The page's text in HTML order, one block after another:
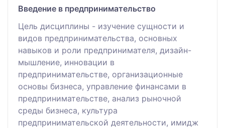
Введение в предпринимательство
Цель дисциплины - изучение сущности и
видов предпринимательства, основных
навыков и роли предпринимателя, дизайн-
мышление, инновации в
предпринимательстве, организационные
основы бизнеса, управление финансами в
предпринимательстве, анализ рыночной
среды бизнеса, культура
предпринимательской деятельности, имидж